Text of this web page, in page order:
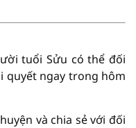
tuổi Sửu có thể đối
quyết ngay trong hôm
và chia sẻ với đối